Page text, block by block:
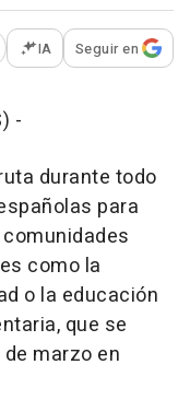
opciones para
IA Seguir en
-
durante todo
para
como la
o la educación
que se
marzo en